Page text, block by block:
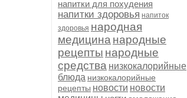
напитки для похудения
напитки здоровья напиток
здоровья народная
медицина народные
рецепты народные
средства низкокалорийные
блюда низкокалорийные
рецепты новости новости